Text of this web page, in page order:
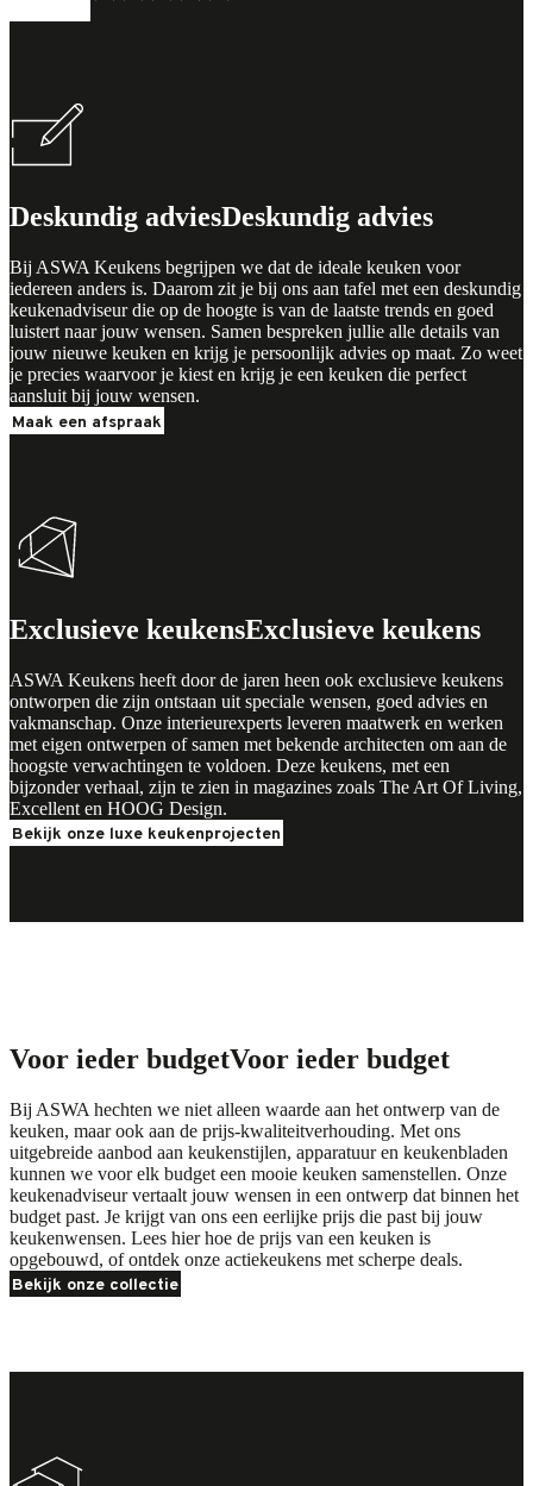
Deskundig adviesDeskundig advies
Bij ASWA Keukens begrijpen we dat de ideale keuken voor
iedereen anders is. Daarom zit je bij ons aan tafel met een deskundig
keukenadviseur die op de hoogte is van de laatste trends en goed
luistert naar jouw wensen. Samen bespreken jullie alle details van
jouw nieuwe keuken en krijg je persoonlijk advies op maat. Zo weet
je precies waarvoor je kiest en krijg je een keuken die perfect
aansluit bij jouw wensen.
Maak een afspraak
Exclusieve keukensExclusieve keukens
ASWA Keukens heeft door de jaren heen ook exclusieve keukens
ontworpen die zijn ontstaan uit speciale wensen, goed advies en
vakmanschap. Onze interieurexperts leveren maatwerk en werken
met eigen ontwerpen of samen met bekende architecten om aan de
hoogste verwachtingen te voldoen. Deze keukens, met een
bijzonder verhaal, zijn te zien in magazines zoals The Art Of Living,
Excellent en HOOG Design.
Bekijk onze luxe keukenprojecten
Betaalbare keukensBetaalbare keukens
Voor ieder budgetVoor ieder budget
Bij ASWA hechten we niet alleen waarde aan het ontwerp van de
keuken, maar ook aan de prijs-kwaliteitverhouding. Met ons
uitgebreide aanbod aan keukenstijlen, apparatuur en keukenbladen
kunnen we voor elk budget een mooie keuken samenstellen. Onze
keukenadviseur vertaalt jouw wensen in een ontwerp dat binnen het
budget past. Je krijgt van ons een eerlijke prijs die past bij jouw
keukenwensen. Lees hierhoe de prijs van een keuken is
opgebouwd, of ontdek onze actiekeukens met scherpe deals.
Bekijk onze collectie